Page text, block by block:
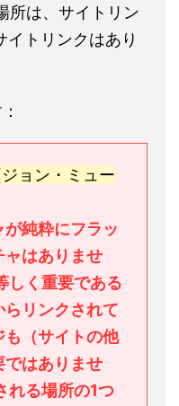
所は、サイトリン
イトリンクはあり
ョン・ミュー
純粋にフラッ
ャはありませ
しく重要である
らリンクされて
も（サイトの他
ではありませ
れる場所の1つ